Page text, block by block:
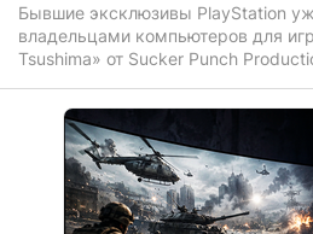
Бывшие эксклюзивы PlayStation
владельцами компьютеров для
Tsushima» от Sucker Punch
полями, летящими по ветру
неимоверной
поединков на катанах.